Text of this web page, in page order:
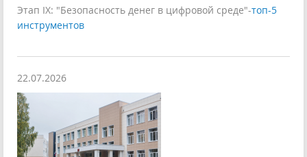
Этап IX: "Безопасность денег в цифровой среде"-топ-5
инструментов
22.07.2026